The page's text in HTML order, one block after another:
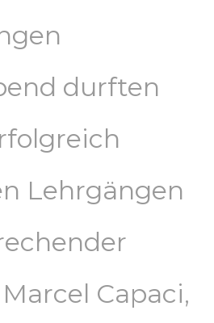
durften
Lehrgängen
Capaci,